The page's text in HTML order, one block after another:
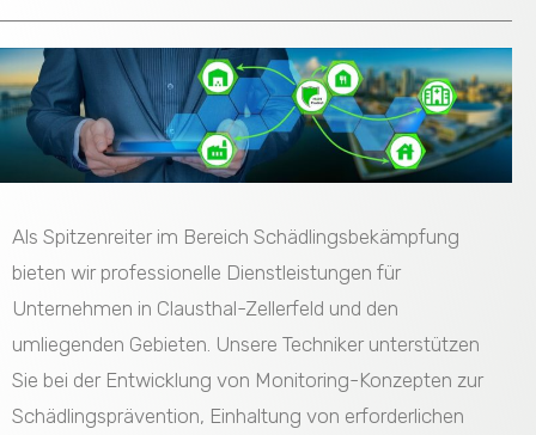
Als Spitzenreiter im Bereich Schädlingsbekämpfung
bieten wir professionelle Dienstleistungen für
Unternehmen in Clausthal-Zellerfeld und den
umliegenden Gebieten. Unsere Techniker unterstützen
Sie bei der Entwicklung von Monitoring-Konzepten zur
Schädlingsprävention, Einhaltung von erforderlichen